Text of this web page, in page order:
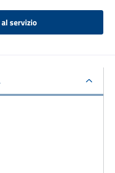
servizio